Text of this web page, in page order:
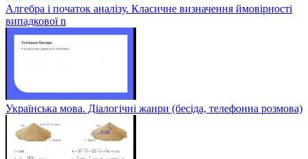
Алгебра і початок аналізу. Класичне визначення ймовірності
випадкової n
Українська мова. Діалогічні жанри (бесіда, телефонна розмова)